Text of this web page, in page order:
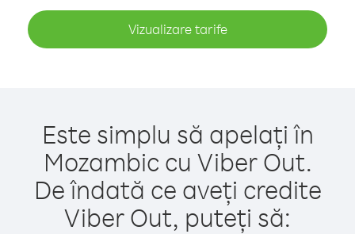
Vizualizare tarife
Este simplu să apelați în
Mozambic cu Viber Out.
De îndată ce aveți credite
Viber Out, puteți să: